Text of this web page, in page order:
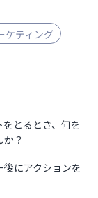
ケティング
とるとき、何を
？
にアクションを